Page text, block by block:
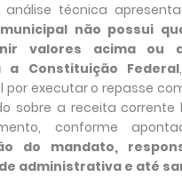
análise técnica
não possui
valores acima ou
a Constituição Federal
por executar o repasse
sobre a receita corrente
conforme
do mandato,
administrativa e até